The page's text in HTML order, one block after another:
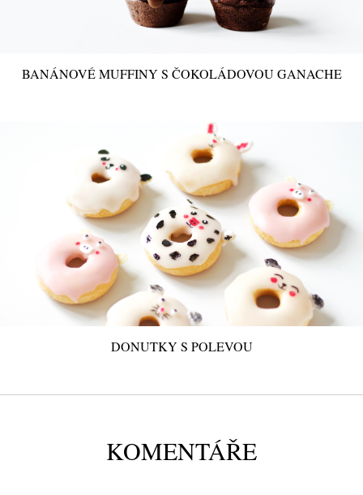
BANÁNOVÉ MUFFINY S ČOKOLÁDOVOU GANACHE
DONUTKY S POLEVOU
KOMENTÁŘE